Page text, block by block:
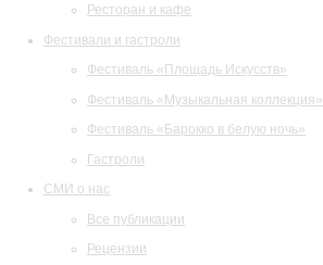
Ресторан и кафе
Фестивали и гастроли
Фестиваль «Площадь Искусств»
Фестиваль «Музыкальная коллекция»
Фестиваль «Барокко в белую ночь»
Гастроли
СМИ о нас
Все публикации
Рецензии